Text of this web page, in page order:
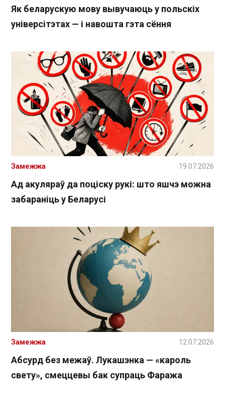
Як беларускую мову вывучаюць у польскіх
універсітэтах — і навошта гэта сёння
Ад акуляраў да поціску рукі: што яшчэ можна
забараніць у Беларусі
Замежжа 19.07.2026
Абсурд без межаў. Лукашэнка — «кароль
свету», смеццевы бак супраць Фаража
Замежжа 12.07.2026